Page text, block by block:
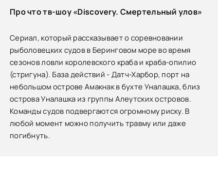
Про что тв-шоу «Discovery. Смертельный улов»
Сериал, который рассказывает о соревновании
рыболовецких судов в Беринговом море во время
сезонов ловли королевского краба и краба-опилио
(стригуна). База действий - Датч-Харбор, порт на
небольшом острове Амакнак в бухте Уналашка, близ
острова Уналашка из группы Алеутских островов.
Команды судов подвергаются огромному риску. В
любой момент можно получить травму или даже
погибнуть.